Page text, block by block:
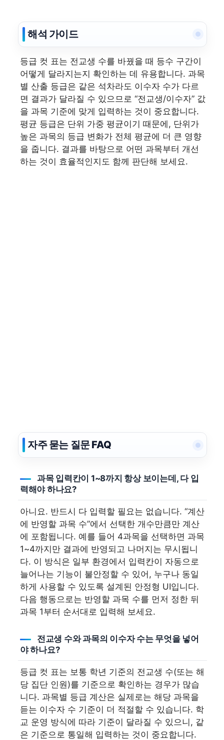
해석 가이드
등급 컷 표는 전교생 수를 바꿨을 때 등수 구간이
어떻게 달라지는지 확인하는 데 유용합니다. 과목
별 산출 등급은 같은 석차라도 이수자 수가 다르
면 결과가 달라질 수 있으므로 “전교생/이수자” 값
을 과목 기준에 맞게 입력하는 것이 중요합니다.
평균 등급은 단위 가중 평균이기 때문에, 단위가
높은 과목의 등급 변화가 전체 평균에 더 큰 영향
을 줍니다. 결과를 바탕으로 어떤 과목부터 개선
하는 것이 효율적인지도 함께 판단해 보세요.
자주 묻는 질문 FAQ
과목 입력칸이 1~8까지 항상 보이는데, 다 입
력해야 하나요?
아니요. 반드시 다 입력할 필요는 없습니다. “계산
에 반영할 과목 수”에서 선택한 개수만큼만 계산
에 포함됩니다. 예를 들어 4과목을 선택하면 과목
1~4까지만 결과에 반영되고 나머지는 무시됩니
다. 이 방식은 일부 환경에서 입력칸이 자동으로
늘어나는 기능이 불안정할 수 있어, 누구나 동일
하게 사용할 수 있도록 설계된 안정형 UI입니다.
다음 행동으로는 반영할 과목 수를 먼저 정한 뒤
과목 1부터 순서대로 입력해 보세요.
전교생 수와 과목의 이수자 수는 무엇을 넣어
야 하나요?
등급 컷 표는 보통 학년 기준의 전교생 수(또는 해
당 집단 인원)를 기준으로 확인하는 경우가 많습
니다. 과목별 등급 계산은 실제로는 해당 과목을
듣는 이수자 수 기준이 더 적절할 수 있습니다. 학
교 운영 방식에 따라 기준이 달라질 수 있으니, 같
은 기준으로 통일해 입력하는 것이 중요합니다.